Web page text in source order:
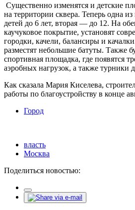
Существенно изменятся и детские
на территории сквера. Теперь одна из
детей до 6 лет, вторая — до 12. На
каучуковое покрытие, установят
городки, качели, балансиры и
разместят небольшие батуты. Также
спортивная площадка, где появятся
аэробных нагрузок, а также турники
Как сказала Мария Киселева,
работы по благоустройству в конце
Город
власть
Москва
Поделиться новостью: